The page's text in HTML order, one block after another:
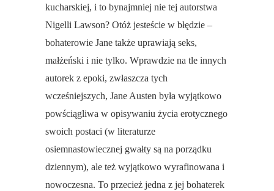
kucharskiej, i to bynajmniej nie tej autorstwa
Nigelli Lawson? Otóż jesteście w błędzie –
bohaterowie Jane także uprawiają seks,
małżeński i nie tylko. Wprawdzie na tle innych
autorek z epoki, zwłaszcza tych
wcześniejszych, Jane Austen była wyjątkowo
powściągliwa w opisywaniu życia erotycznego
swoich postaci (w literaturze
osiemnastowiecznej gwałty są na porządku
dziennym), ale też wyjątkowo wyrafinowana i
nowoczesna. To przecież jedna z jej bohaterek